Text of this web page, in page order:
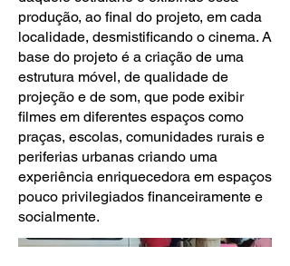
produção, ao final do projeto, em cada
localidade, desmistificando o cinema. A
base do projeto é a criação de uma
estrutura móvel, de qualidade de
projeção e de som, que pode exibir
filmes em diferentes espaços como
praças, escolas, comunidades rurais e
periferias urbanas criando uma
experiência enriquecedora em espaços
pouco privilegiados financeiramente e
socialmente.